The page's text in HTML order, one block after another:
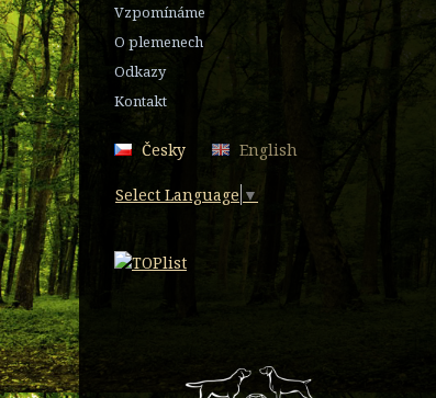
Vzpomínáme
O plemenech
Odkazy
Kontakt
Česky English
Select Language ▼